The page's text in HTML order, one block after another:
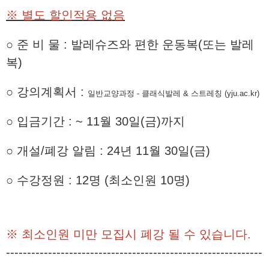
※ 별도 할인적용 없음
○ 준 비 물 : 발레슈즈와 편한 운동복(또는 발레
복)
○ 강의계획서 : 일반교양과정 - 클래식발레 & 스트레칭 (yju.ac.kr)
○ 입금기간 : ~ 11월 30일(금)까지
○ 개설/폐강 알림 : 24년 11월 30일(금)
○ 수강정원 : 12명 (최소인원 10명)
※ 최소인원 미만 모집시 폐강 될 수 있습니다.
-------------------------------------------------------------